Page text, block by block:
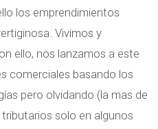
los emprendimientos
Vivimos y
ello, nos lanzamos a este
comerciales basando los
pero olvidando (la mas de
solo en algunos